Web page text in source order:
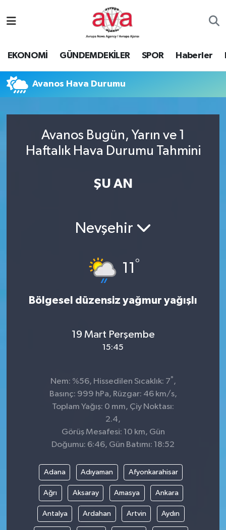
EKONOMİ GÜNDEMDEKİLER SPOR Haberler
Avanos Hava Durumu
Avanos Bugün, Yarın ve 1
Haftalık Hava Durumu Tahmini
ŞU AN
Nevşehir
11°
Bölgesel düzensiz yağmur yağışlı
19 Mart Perşembe
15:45
Nem: %56, Hissedilen Sıcaklık: 7° ,
Basınç: 999 hPa, Rüzgar: 46 km/s,
Toplam Yağış: 0 mm, Çiy Noktası:
2.4,
Görüş Mesafesi: 10 km, Gün
Doğumu: 6:46, Gün Batımı: 18:52
Adana Adıyaman Afyonkarahisar
Ağrı Aksaray Amasya Ankara
Antalya Ardahan Artvin Aydın
Nöbetçi Eczaneler
Namaz Vakitleri
Trafik Durumu
Süper Lig Puan Durumu ve Fikstür